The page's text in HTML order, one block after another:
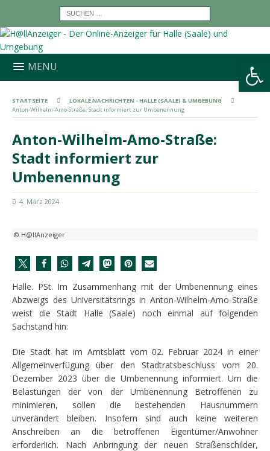
MENU
STARTSEITE
LOKALE NACHRICHTEN - HALLE (SAALE) & UMGEBUNG
Anton-Wilhelm-Amo-Straße: Stadt informiert zur Umbenennung
Anton-Wilhelm-Amo-Straße:
Stadt informiert zur
Umbenennung
4. März 2024
© H@llAnzeiger
Halle. PSt. Im Zusammenhang mit der Umbenennung eines
Abzweigs des Universitätsrings in Anton-Wilhelm-Amo-Straße
weist die Stadt Halle (Saale) noch einmal auf folgenden
Sachstand hin:
Die Stadt hat im Amtsblatt vom 02. Februar 2024 in einer
Allgemeinverfügung über den Stadtratsbeschluss vom 20.
Dezember 2023 über die Umbenennung informiert. Um die
Belastungen der von der Umbenennung Betroffenen zu
minimieren, sollen die bestehenden Hausnummern
unverändert bleiben. Insofern sind auch keine weiteren
Anschreiben an die betroffenen Eigentümer/Anwohner
erforderlich. Nach Anbringung der neuen Straßenschilder,
Werkzeugleiste öffnen